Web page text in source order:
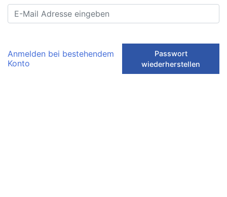
Anmelden bei bestehendem
Konto
Passwort
wiederherstellen